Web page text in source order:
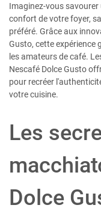
Imaginez-vous
confort de votre foyer,
préféré. Grâce aux
Gusto, cette expérience
les amateurs de café.
Nescafé Dolce Gusto
pour recréer
votre cuisine.
Les
Dolce